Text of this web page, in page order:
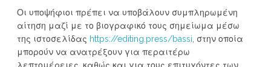
Οι υποψήφιοι πρέπει να υποβάλουν συμπληρωμένη
αίτηση μαζί με το βιογραφικό τους σημείωμα μέσω
της ιστοσελίδας https://editing.press/bassi , στην οποία
μπορούν να ανατρέξουν για περαιτέρω